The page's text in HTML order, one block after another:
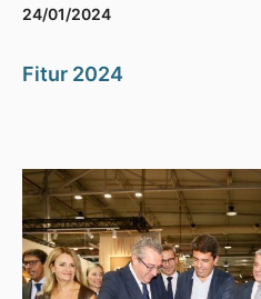
24/01/2024
Fitur 2024